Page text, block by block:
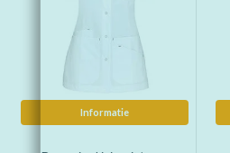
Informatie